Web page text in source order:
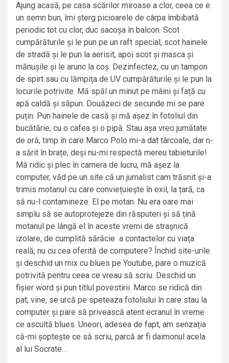
Ajung acasă, pe casa scărilor miroase a clor, ceea ce e
un semn bun, îmi șterg picioarele de cârpa îmbibată
periodic tot cu clor, duc sacoșa în balcon. Scot
cumpărăturile și le pun pe un raft special, scot hainele
de stradă și le pun la aerisit, apoi scot și masca și
mănușile și le arunc la coș. Dezinfectez, cu un tampon
de spirt sau cu lămpița de UV cumpărăturile și le pun la
locurile potrivite. Mă spăl un minut pe mâini și față cu
apă caldă și săpun. Douăzeci de secunde mi se pare
puțin. Pun hainele de casă și mă așez în fotoliul din
bucătărie, cu o cafea și o pipă. Stau așa vreo jumătate
de oră, timp în care Marco Polo mi-a dat târcoale, dar n-
a sărit în brațe, deși nu-mi respectă mereu tabieturile!
Mă ridic și plec în camera de lucru, mă așez la
computer, văd pe un site că un jurnalist cam trăsnit și-a
trimis motanul cu care conviețuiește în exil, la țară, ca
să nu-l contamineze. El pe motan. Nu era oare mai
simplu să se autoprotejeze din răsputeri și să țină
motanul pe lângă el în aceste vremi de strașnică
izolare, de cumplită sărăcie a contactelor cu viața
reală, nu cu cea oferită de computere? Închid site-urile
și deschid un mix cu blues pe Youtube, pare o muzică
potrivită pentru ceea ce vreau să scriu. Deschid un
fișier word și pun titlul povestirii. Marco se ridică din
pat, vine, se urcă pe speteaza fotoliului în care stau la
computer și pare să privească atent ecranul în vreme
ce ascultă blues. Uneori, adesea de fapt, am senzația
că-mi șoptește ce să scriu, parcă ar fi daimonul acela
al lui Socrate…